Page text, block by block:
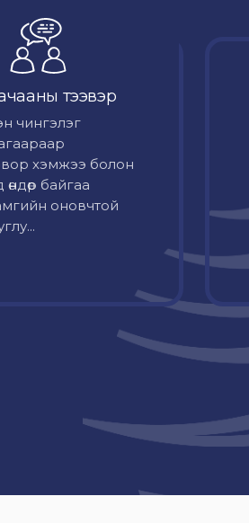
тээвэр
чингэлэг
хэмжээ болон
байгаа
оновчтой